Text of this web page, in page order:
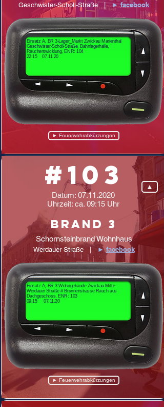
Geschwister-Scholl-Straße |►facebook
Einsatz A, BR 3-Lager_Markt Zwickau Marienthal
Geschwister-Scholl-Straße, Bahnlagerhalle,
Rauchentwicklung, ENR: 104
22:15 07.11.20
► Feuerwehrabkürzungen
Datum: 07.11.2020
Uhrzeit: ca. 09:15 Uhr
#103 ▲
Brand 3
Schornsteinbrand Wohnhaus
Werdauer Straße | ► facebook
Einsatz A, BR 3-Wohngebäude Zwickau Mitte
Werdauer Straße # Brunnenstrasse Rauch aus
Dachgeschoss, ENR: 103
09:15 07.11.20
► Feuerwehrabkürzungen